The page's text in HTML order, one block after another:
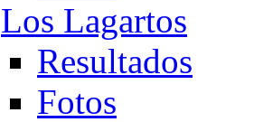
Los Lagartos
Resultados
Fotos